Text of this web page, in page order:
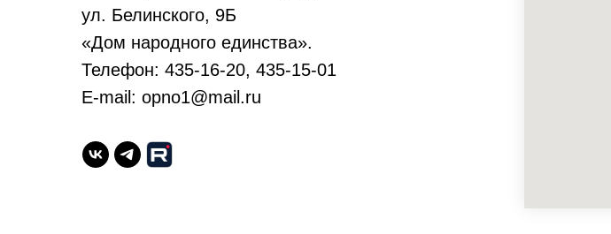
ул. Белинского, 9Б
«Дом народного единства».
Телефон: 435-16-20, 435-15-01
E-mail: opno1@mail.ru